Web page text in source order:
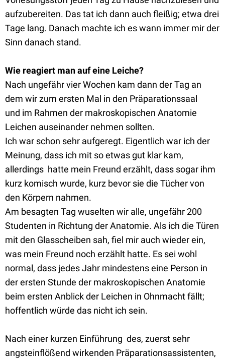
aufzubereiten. Das tat ich dann auch fleißig; etwa drei
Tage lang. Danach machte ich es wann immer mir der
Sinn danach stand.
Wie reagiert man auf eine Leiche?
Nach ungefähr vier Wochen kam dann der Tag an
dem wir zum ersten Mal in den Präparationssaal
und im Rahmen der makroskopischen Anatomie
Leichen auseinander nehmen sollten.
Ich war schon sehr aufgeregt. Eigentlich war ich der
Meinung, dass ich mit so etwas gut klar kam,
allerdings hatte mein Freund erzählt, dass sogar ihm
kurz komisch wurde, kurz bevor sie die Tücher von
den Körpern nahmen.
Am besagten Tag wuselten wir alle, ungefähr 200
Studenten in Richtung der Anatomie. Als ich die Türen
mit den Glasscheiben sah, fiel mir auch wieder ein,
was mein Freund noch erzählt hatte. Es sei wohl
normal, dass jedes Jahr mindestens eine Person in
der ersten Stunde der makroskopischen Anatomie
beim ersten Anblick der Leichen in Ohnmacht fällt;
hoffentlich würde das nicht ich sein.
Nach einer kurzen Einführung des, zuerst sehr
angsteinflößend wirkenden Präparationsassistenten,